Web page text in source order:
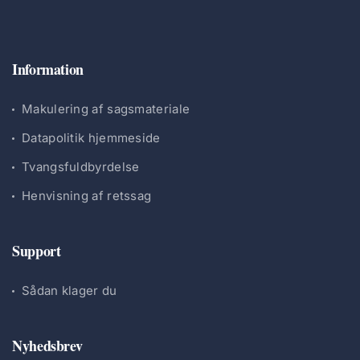
Information
Makulering af sagsmateriale
Datapolitik hjemmeside
Tvangsfuldbyrdelse
Henvisning af retssag
Support
Sådan klager du
Nyhedsbrev